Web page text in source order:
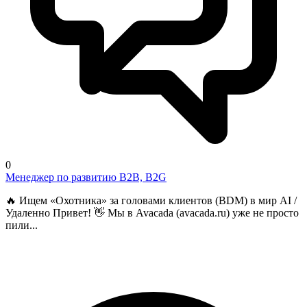
0
Менеджер по развитию B2B, B2G
🔥 Ищем «Охотника» за головами клиентов (BDM) в мир AI /
Удаленно Привет! 👋 Мы в Avacada (avacada.ru) уже не просто
пили...